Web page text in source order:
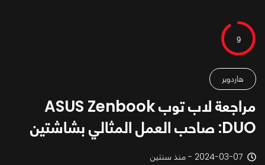
9
هاردوير
مراجعة لاب توب ASUS Zenbook
DUO: صاحب العمل المثالي بشاشتين
2024-03-07 - منذ سنتين